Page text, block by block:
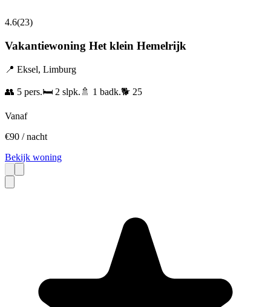
4.6(23)
Vakantiewoning Het klein Hemelrijk
📍 Eksel, Limburg
👥 5 pers.🛏️ 2 slpk. 🚿 1 badk.🐕 25
Vanaf
€90 / nacht
Bekijk woning